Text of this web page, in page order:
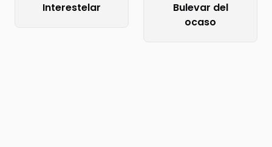
Interestelar
Bulevar del
ocaso